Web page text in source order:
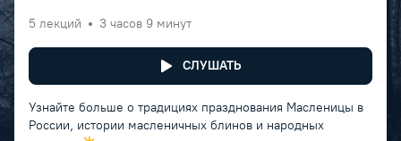
5 лекций 3 часов 9 минут
СЛУШАТЬ
Узнайте больше о традициях празднования Масленицы в
России, истории масленичных блинов и народных